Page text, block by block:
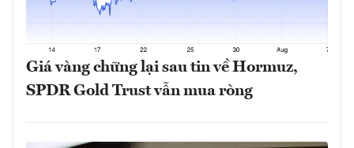
Giá vàng chững lại sau tin về Hormuz,
SPDR Gold Trust vẫn mua ròng